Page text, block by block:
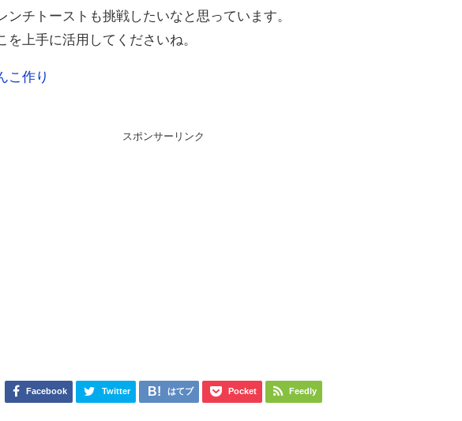
ンチトーストも挑戦したいなと思っています。
を上手に活用してくださいね。
こ作り
スポンサーリンク
Facebook Twitter はてブ Pocket Feedly